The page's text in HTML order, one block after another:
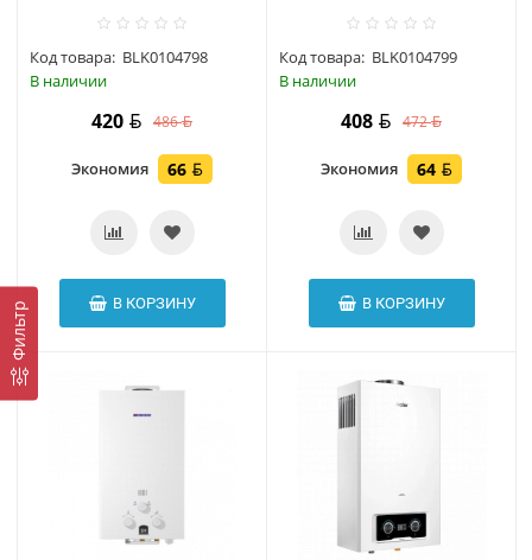
Фильтр
Код товара: BLK0104798
В наличии
420 486
Экономия 66
В КОРЗИНУ
Код товара: BLK0104799
В наличии
408 472
Экономия 64
В КОРЗИНУ